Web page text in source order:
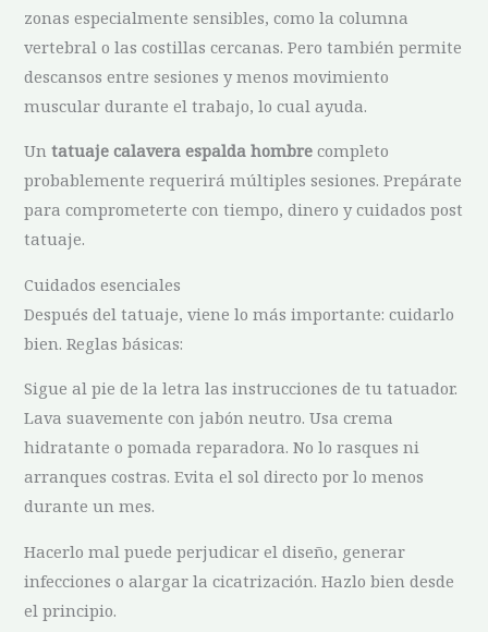
zonas especialmente sensibles, como la columna
vertebral o las costillas cercanas. Pero también permite
descansos entre sesiones y menos movimiento
muscular durante el trabajo, lo cual ayuda.
Untatuaje calavera espalda hombre completo
probablemente requerirá múltiples sesiones. Prepárate
para comprometerte con tiempo, dinero y cuidados post
tatuaje.
Cuidados esenciales
Después del tatuaje, viene lo más importante: cuidarlo
bien. Reglas básicas:
Sigue al pie de la letra las instrucciones de tu tatuador.
Lava suavemente con jabón neutro. Usa crema
hidratante o pomada reparadora. No lo rasques ni
arranques costras. Evita el sol directo por lo menos
durante un mes.
Hacerlo mal puede perjudicar el diseño, generar
infecciones o alargar la cicatrización. Hazlo bien desde
el principio.